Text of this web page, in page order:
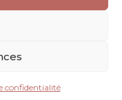
confidentialité